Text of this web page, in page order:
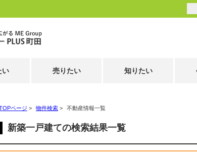
い 売りたい 知りたい
ページ > 物件検索 > 不動産情報一覧
新築一戸建ての検索結果一覧